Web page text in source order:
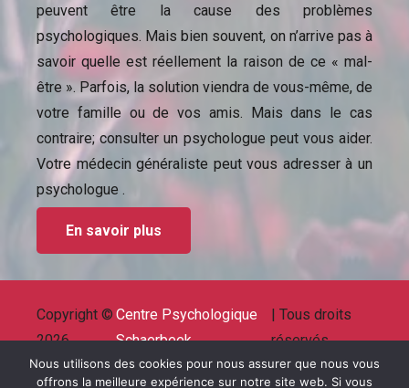
peuvent être la cause des problèmes
psychologiques. Mais bien souvent, on n’arrive pas à
savoir quelle est réellement la raison de ce « mal-
être ». Parfois, la solution viendra de vous-même, de
votre famille ou de vos amis. Mais dans le cas
contraire; consulter un psychologue peut vous aider.
Votre médecin généraliste peut vous adresser à un
psychologue .
En savoir plus
Copyright ©
2026
Centre Psychologique
Schaerbeek
| Tous droits
réservés.
Powered byPrivium – Des services qui soutiennent
Nous utilisons des cookies pour nous assurer que nous vous
offrons la meilleure expérience sur notre site web. Si vous